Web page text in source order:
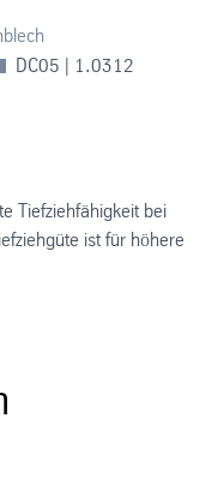
DC05 | 1.0312
Tiefziehfähigkeit bei
ist für höhere